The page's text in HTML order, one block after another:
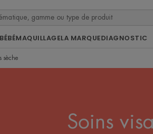
BÉBÉMAQUILLAGELA MARQUEDIAGNOSTIC
sèche
Soins